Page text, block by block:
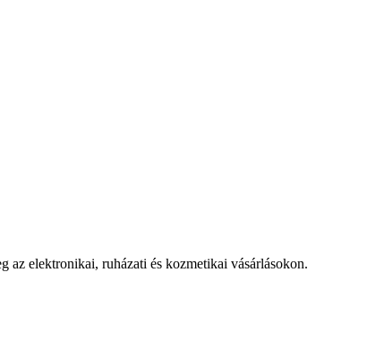
az elektronikai, ruházati és kozmetikai vásárlásokon.